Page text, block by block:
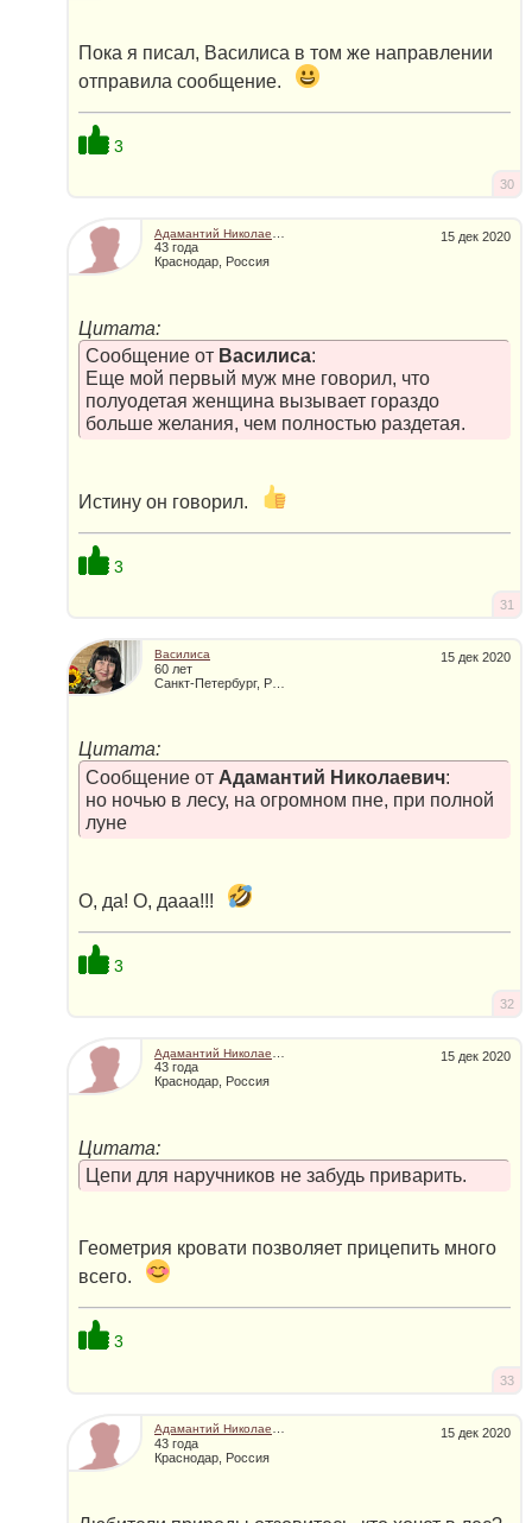
Пока я писал, Василиса в том же направлении
отправила сообщение.
3
30
15 дек 2020
43 года
Краснодар, Россия
Цитата:
Сообщение от Василиса:
Еще мой первый муж мне говорил, что
полуодетая женщина вызывает гораздо
больше желания, чем полностью раздетая.
Истину он говорил.
3
31
15 дек 2020
Василиса
60 лет
Цитата:
Сообщение от Адамантий Николаевич:
но ночью в лесу, на огромном пне, при полной
луне
О, да! О, дааа!!!
3
32
15 дек 2020
43 года
Краснодар, Россия
Цитата:
Цепи для наручников не забудь приварить.
Геометрия кровати позволяет прицепить много
всего.
3
33
15 дек 2020
43 года
Краснодар, Россия